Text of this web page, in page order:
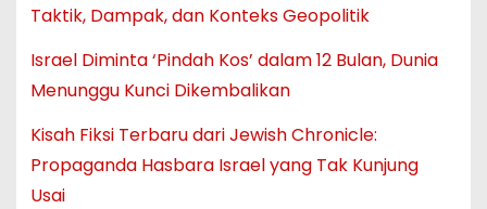
Taktik, Dampak, dan Konteks Geopolitik
Israel Diminta ‘Pindah Kos’ dalam 12 Bulan, Dunia
Menunggu Kunci Dikembalikan
Kisah Fiksi Terbaru dari Jewish Chronicle:
Propaganda Hasbara Israel yang Tak Kunjung
Usai